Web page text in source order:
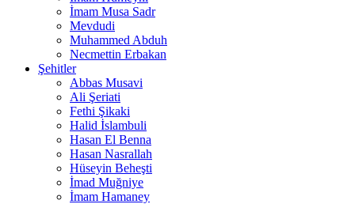
İmam Musa Sadr
Mevdudi
Muhammed Abduh
Necmettin Erbakan
Şehitler
Abbas Musavi
Ali Şeriati
Fethi Şikaki
Halid İslambuli
Hasan El Benna
Hasan Nasrallah
Hüseyin Beheşti
İmad Muğniye
İmam Hamaney